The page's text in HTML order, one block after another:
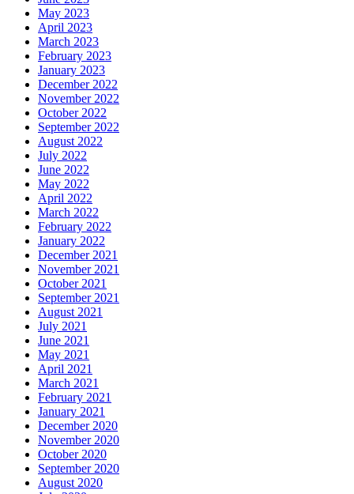
May 2023
April 2023
March 2023
February 2023
January 2023
December 2022
November 2022
October 2022
September 2022
August 2022
July 2022
June 2022
May 2022
April 2022
March 2022
February 2022
January 2022
December 2021
November 2021
October 2021
September 2021
August 2021
July 2021
June 2021
May 2021
April 2021
March 2021
February 2021
January 2021
December 2020
November 2020
October 2020
September 2020
August 2020